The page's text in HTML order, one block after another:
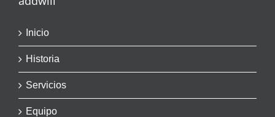
Inicio
Historia
Servicios
Equipo